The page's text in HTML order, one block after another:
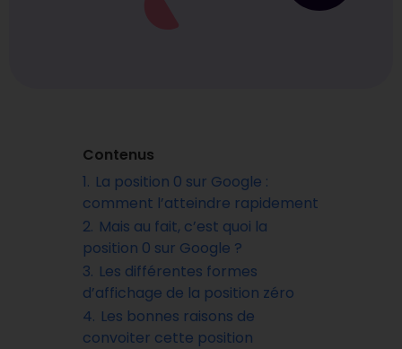
Contenus
1. La position 0 sur Google :
comment l’atteindre rapidement
2. Mais au fait, c’est quoi la
position 0 sur Google ?
3. Les différentes formes
d’affichage de la position zéro
4. Les bonnes raisons de
convoiter cette position